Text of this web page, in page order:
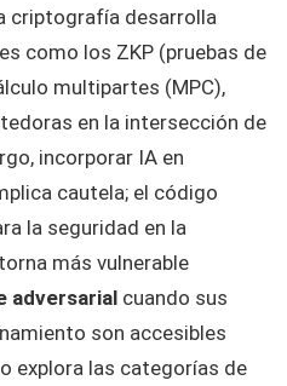
criptografía desarrolla
como los ZKP (pruebas de
multipartes (MPC),
en la intersección de
incorporar IA en
cautela; el código
la seguridad en la
más vulnerable
adversarial cuando sus
son accesibles
explora las categorías de